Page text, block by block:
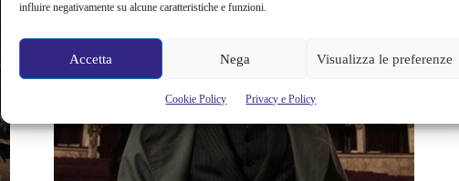
influire negativamente su alcune caratteristiche e funzioni.
Accetta Nega Visualizza le preferenze
Cookie Policy Privacy e Policy